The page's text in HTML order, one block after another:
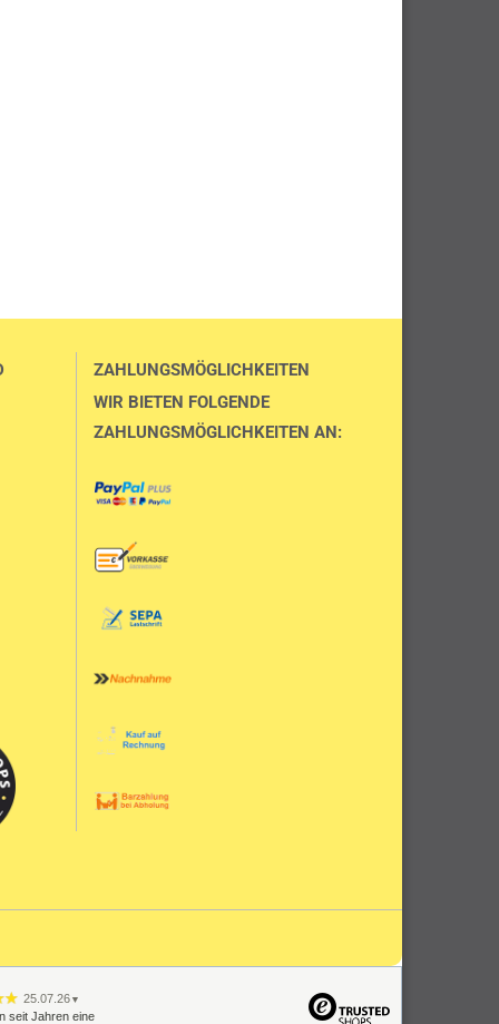
ZAHLUNGSMÖGLICHKEITEN
WIR BIETEN FOLGENDE
ZAHLUNGSMÖGLICHKEITEN AN:
25.07.26 ▼
seit Jahren eine